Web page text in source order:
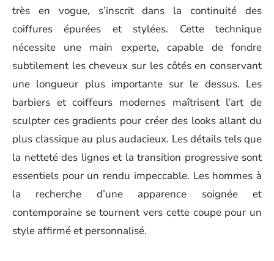
très en vogue, s’inscrit dans la continuité des
coiffures épurées et stylées. Cette technique
nécessite une main experte, capable de fondre
subtilement les cheveux sur les côtés en conservant
une longueur plus importante sur le dessus. Les
barbiers et coiffeurs modernes maîtrisent l’art de
sculpter ces gradients pour créer des looks allant du
plus classique au plus audacieux. Les détails tels que
la netteté des lignes et la transition progressive sont
essentiels pour un rendu impeccable. Les hommes à
la recherche d’une apparence soignée et
contemporaine se tournent vers cette coupe pour un
style affirmé et personnalisé.